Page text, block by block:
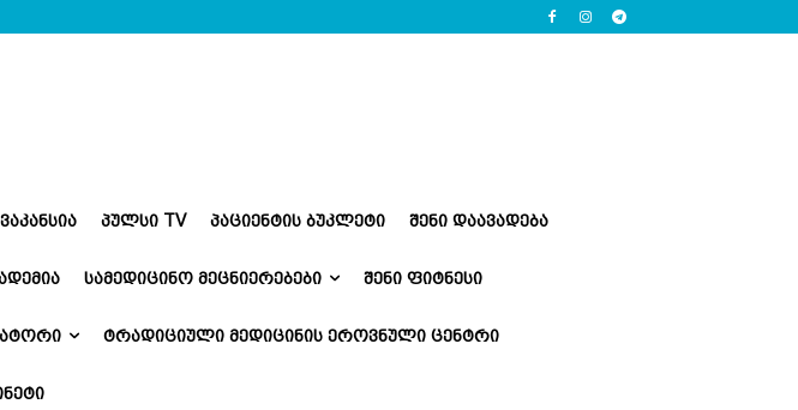
ᲕᲐᲙᲐᲜᲡᲘᲐ ᲞᲣᲚᲡᲘ TV ᲞᲐᲪᲘᲔᲜᲢᲘᲡ ᲑᲣᲙᲚᲔᲢᲘ ᲨᲔᲜᲘ ᲓᲐᲐᲕᲐᲓᲔᲑᲐ
ᲡᲐᲛᲔᲓᲘᲪᲘᲜᲝ ᲛᲔᲪᲜᲘᲔᲠᲔᲑᲔᲑᲘ ᲨᲔᲜᲘ ᲤᲘᲢᲜᲔᲡᲘ
ᲢᲠᲐᲓᲘᲪᲘᲣᲚᲘ ᲛᲔᲓᲘᲪᲘᲜᲘᲡ ᲔᲠᲝᲕᲜᲣᲚᲘ ᲪᲔᲜᲢᲠᲘ